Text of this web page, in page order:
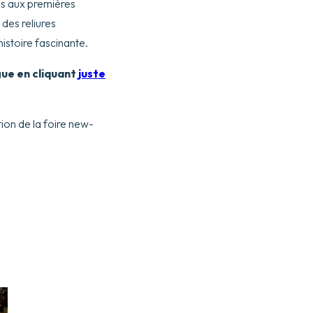
aux premières
reliures
fascinante.
en cliquant juste
de la foire new-